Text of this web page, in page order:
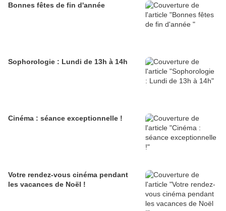
Bonnes fêtes de fin d'année
Sophorologie : Lundi de 13h à 14h
Cinéma : séance exceptionnelle !
Votre rendez-vous cinéma pendant
les vacances de Noël !